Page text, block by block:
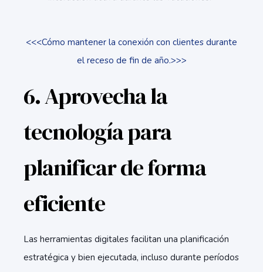
<<<Cómo mantener la conexión con clientes durante
el receso de fin de año.>>>
6. Aprovecha la
tecnología para
planificar de forma
eficiente
Las herramientas digitales facilitan una planificación
estratégica y bien ejecutada, incluso durante períodos